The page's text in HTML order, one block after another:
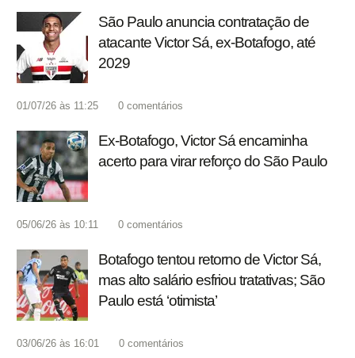
São Paulo anuncia contratação de
atacante Victor Sá, ex-Botafogo, até
2029
01/07/26 às 11:25 0 comentários
Ex-Botafogo, Victor Sá encaminha
acerto para virar reforço do São Paulo
05/06/26 às 10:11 0 comentários
Botafogo tentou retorno de Victor Sá,
mas alto salário esfriou tratativas; São
Paulo está ‘otimista’
03/06/26 às 16:01 0 comentários